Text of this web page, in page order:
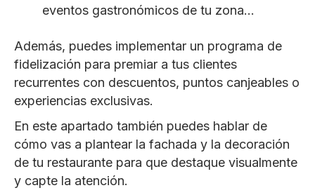
eventos gastronómicos de tu zona…
Además, puedes implementar un programa de
fidelización para premiar a tus clientes
recurrentes con descuentos, puntos canjeables o
experiencias exclusivas.
En este apartado también puedes hablar de
cómo vas a plantear la fachada y la decoración
de tu restaurante para que destaque visualmente
y capte la atención.